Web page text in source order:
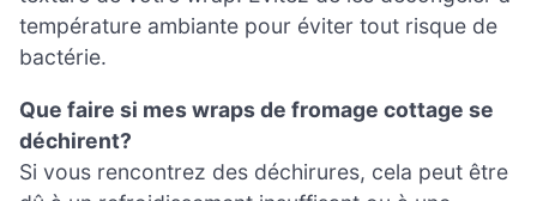
température ambiante pour éviter tout risque de
bactérie.
Que faire si mes wraps de fromage cottage se
déchirent?
Si vous rencontrez des déchirures, cela peut être